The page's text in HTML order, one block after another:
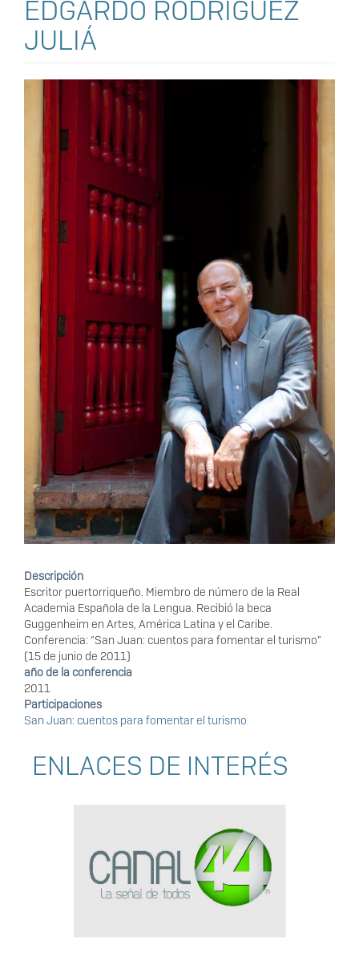
EDGARDO RODRÍGUEZ
JULIÁ
Descripción
Escritor puertorriqueño. Miembro de número de la Real
Academia Española de la Lengua. Recibió la beca
Guggenheim en Artes, América Latina y el Caribe.
Conferencia: “San Juan: cuentos para fomentar el turismo”
(15 de junio de 2011)
año de la conferencia
2011
Participaciones
San Juan: cuentos para fomentar el turismo
ENLACES DE INTERÉS